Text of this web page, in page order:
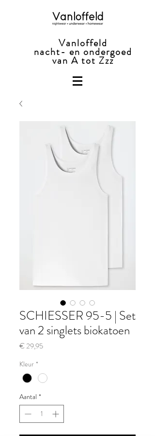
Vanloffeld
nacht- en ondergoed
van A tot Zzz
SCHIESSER 95-5 | Set
van 2 singlets biokatoen
€ 29,95Prijs
Kleur *
Aantal *